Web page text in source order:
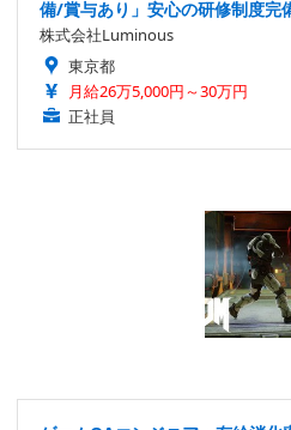
備/賞与あり」安心の研修制度完
株式会社Luminous
東京都
月給26万5,000円～30万円
正社員